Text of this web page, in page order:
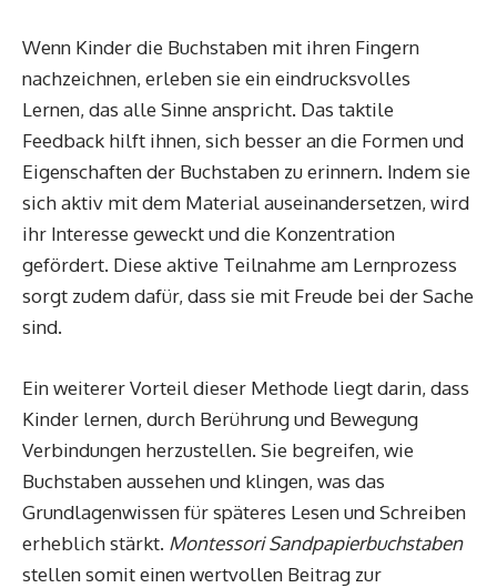
Wenn Kinder die Buchstaben mit ihren Fingern
nachzeichnen, erleben sie ein eindrucksvolles
Lernen, das alle Sinne anspricht. Das taktile
Feedback hilft ihnen, sich besser an die Formen und
Eigenschaften der Buchstaben zu erinnern. Indem sie
sich aktiv mit dem Material auseinandersetzen, wird
ihr Interesse geweckt und die Konzentration
gefördert. Diese aktive Teilnahme am Lernprozess
sorgt zudem dafür, dass sie mit Freude bei der Sache
sind.
Ein weiterer Vorteil dieser Methode liegt darin, dass
Kinder lernen, durch Berührung und Bewegung
Verbindungen herzustellen. Sie begreifen, wie
Buchstaben aussehen und klingen, was das
Grundlagenwissen für späteres Lesen und Schreiben
erheblich stärkt. Montessori Sandpapierbuchstaben
stellen somit einen wertvollen Beitrag zur